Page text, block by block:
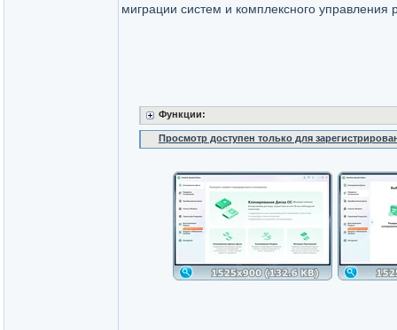
миграции систем и комплексного управления
Функции:
Просмотр доступен только для